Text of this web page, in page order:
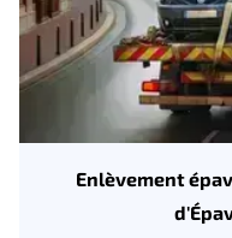
Enlèvement